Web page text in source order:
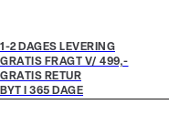
1-2 DAGES LEVERING
GRATIS FRAGT V/ 499,-
GRATIS RETUR
BYT I 365 DAGE